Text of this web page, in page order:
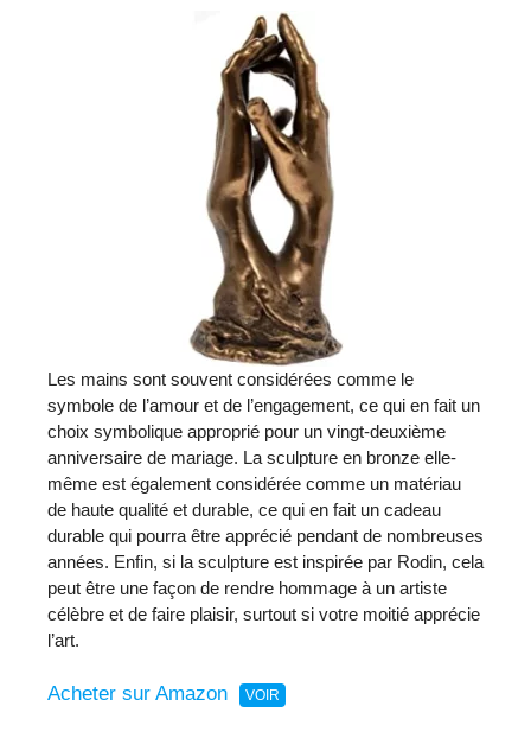
Les mains sont souvent considérées comme le
symbole de l’amour et de l’engagement, ce qui en fait un
choix symbolique approprié pour un vingt-deuxième
anniversaire de mariage. La sculpture en bronze elle-
même est également considérée comme un matériau
de haute qualité et durable, ce qui en fait un cadeau
durable qui pourra être apprécié pendant de nombreuses
années. Enfin, si la sculpture est inspirée par Rodin, cela
peut être une façon de rendre hommage à un artiste
célèbre et de faire plaisir, surtout si votre moitié apprécie
l’art.
Acheter sur Amazon